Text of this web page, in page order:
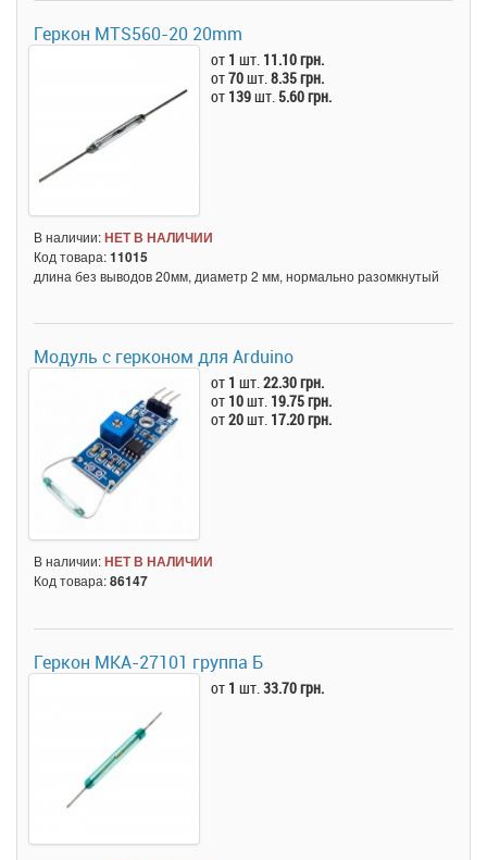
Геркон MTS560-20 20mm
от 1 шт. 11.10 грн.
от70шт.8.35 грн.
от 139шт. 5.60 грн.
В наличии:НЕТ В НАЛИЧИИ
Код товара:11015
длина без выводов 20мм, диаметр 2 мм, нормально разомкнутый
Модуль с герконом для Arduino
от 1 шт.22.30 грн.
от 10шт. 19.75 грн.
от20шт. 17.20 грн.
В наличии:НЕТ В НАЛИЧИИ
Код товара:86147
Геркон МКА-27101 группа Б
от 1 шт.33.70 грн.